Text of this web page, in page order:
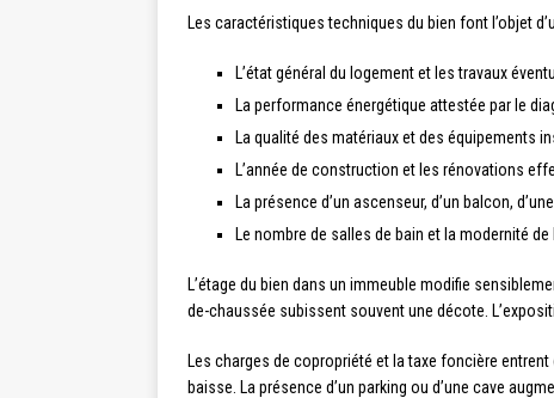
Les caractéristiques techniques du bien font l’objet
L’état général du logement et les travaux
La performance énergétique attestée par le
La qualité des matériaux et des équipements
L’année de construction et les rénovations
La présence d’un ascenseur, d’un balcon,
Le nombre de salles de bain et la modernité de
L’étage du bien dans un immeuble modifie
de-chaussée subissent souvent une décote.
Les charges de copropriété et la taxe foncière
baisse. La présence d’un parking ou d’une cave